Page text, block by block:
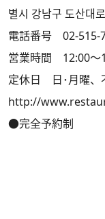
별시 강남구 도산대
電話番号 02-515-
営業時間 12:00～
定休日 日･月曜、
http://
●完全予約制